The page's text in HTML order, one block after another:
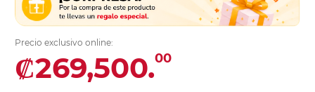
Precio exclusivo online:
₡269,500.00